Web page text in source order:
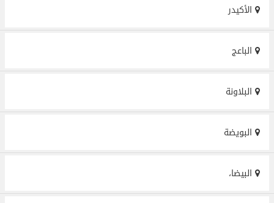
الأكيدر
الباعج
البلاونة
البويضة
البيضا،